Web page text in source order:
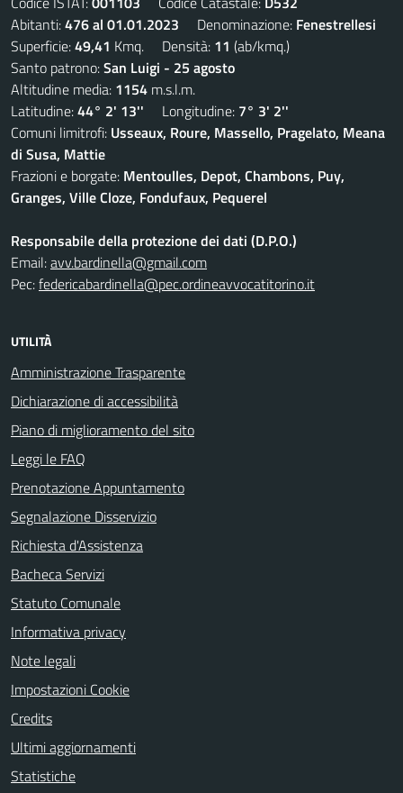
Abitanti:476 al 01.01.2023 Denominazione: Fenestrellesi
Superficie:49,41 Kmq. Densità: 11 (ab/kmq.)
Santo patrono:San Luigi - 25 agosto
Altitudine media: 1154 m.s.l.m.
Latitudine:44° 2' 13'' Longitudine: 7° 3' 2''
Comuni limitrofi: Usseaux, Roure, Massello, Pragelato, Meana
di Susa, Mattie
Frazioni e borgate: Mentoulles, Depot, Chambons, Puy,
Granges, Ville Cloze, Fondufaux, Pequerel
Responsabile della protezione dei dati (D.P.O.)
Email:avv.bardinella@gmail.com
Pec:federicabardinella@pec.ordineavvocatitorino.it
UTILITÀ
Amministrazione Trasparente
Dichiarazione di accessibilità
Piano di miglioramento del sito
Leggi le FAQ
Prenotazione Appuntamento
Segnalazione Disservizio
Richiesta d'Assistenza
Bacheca Servizi
Statuto Comunale
Informativa privacy
Note legali
Impostazioni Cookie
Credits
Ultimi aggiornamenti
Statistiche